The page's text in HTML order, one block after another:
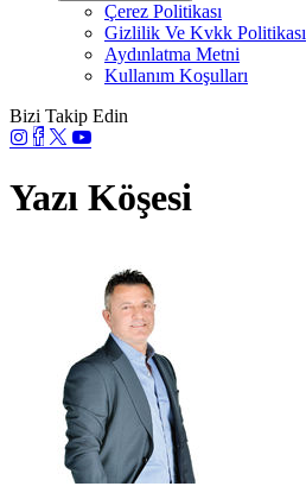
Çerez Politikası
Gizlilik Ve Kvkk Politikası
Aydınlatma Metni
Kullanım Koşulları
Bizi Takip Edin
Yazı Köşesi